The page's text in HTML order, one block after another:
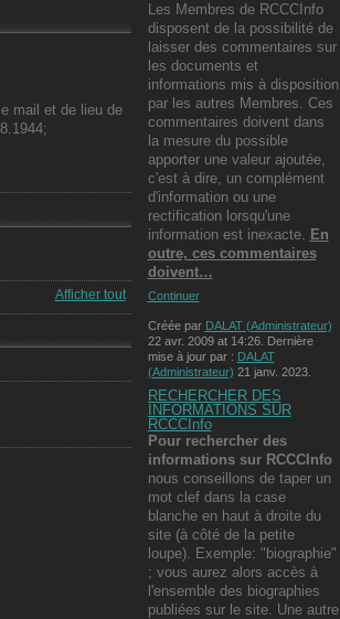
mail et de lieu de
Afficher tout
Les Membres de RCCCInfo
disposent de la possibilité de
laisser des commentaires sur
les documents et
informations mis à disposition
par les autres Membres. Ces
commentaires doivent dans
la mesure du possible
apporter une valeur ajoutée,
c'est à dire, un complément
d'information ou une
rectification lorsqu'une
information est inexacte. En
outre, ces commentaires
doivent…
Continuer
Créée par DALAT (Administrateur)
22 avr. 2009 at 14:26. Dernière
mise à jour par : DALAT
(Administrateur) 21 janv. 2023.
RECHERCHER DES
INFORMATIONS SUR
RCCCInfo
Pour rechercher des
informations sur RCCCInfo
nous conseillons de taper un
mot clef dans la case
blanche en haut à droite du
site (à côté de la petite
loupe). Exemple: "biographie"
; vous aurez alors accès à
l'ensemble des biographies
publiées sur le site. Une autre